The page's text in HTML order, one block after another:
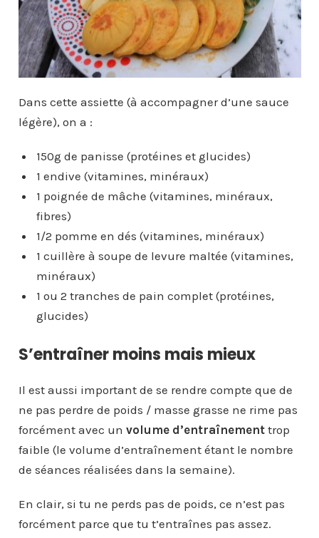
Dans cette assiette (à accompagner d’une sauce
légère), on a :
150g de panisse (protéines et glucides)
1 endive (vitamines, minéraux)
1 poignée de mâche (vitamines, minéraux,
fibres)
1/2 pomme en dés (vitamines, minéraux)
1 cuillère à soupe de levure maltée (vitamines,
minéraux)
1 ou 2 tranches de pain complet (protéines,
glucides)
S’entraîner moins mais mieux
Il est aussi important de se rendre compte que de
ne pas perdre de poids / masse grasse ne rime pas
forcément avec un volume d’entraînementtrop
faible (le volume d’entraînement étant le nombre
de séances réalisées dans la semaine).
En clair, si tu ne perds pas de poids, ce n’est pas
forcément parce que tu t’entraînes pas assez.